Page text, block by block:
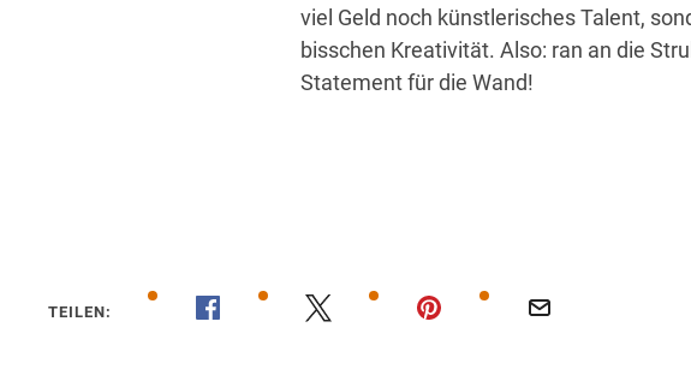
viel Geld noch künstlerisches Talent,
bisschen Kreativität. Also: ran an die
Statement für die Wand!
00:24
TEILEN: